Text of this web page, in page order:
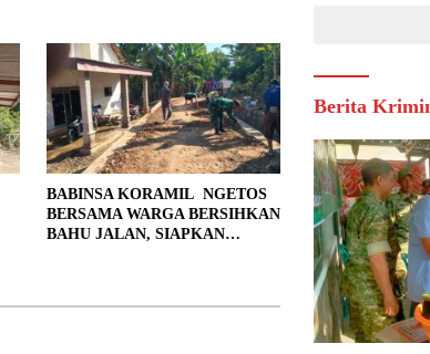
BABINSA KORAMIL NGETOS
BERSAMA WARGA BERSIHKAN
BAHU JALAN, SIAPKAN
Berita